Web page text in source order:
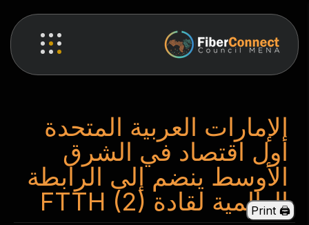
الإمارات العربية المتحدة
أول اقتصاد في الشرق
الأوسط ينضم إلى الرابطة
العالمية لقادة FTTH (2)